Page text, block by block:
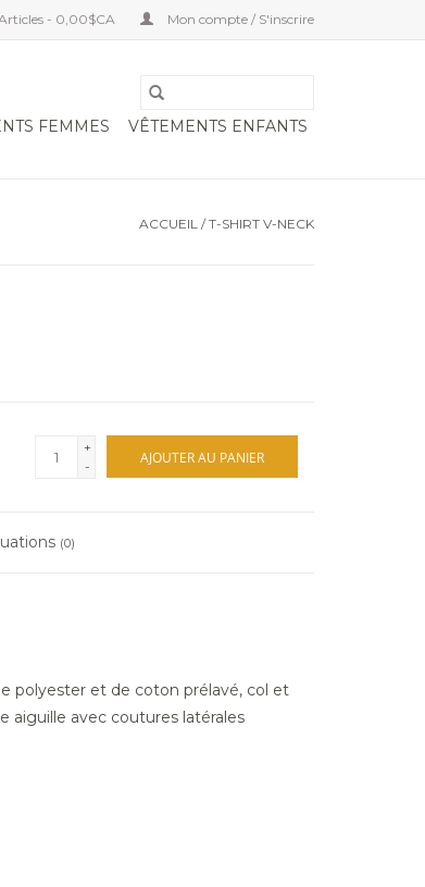
- 0,00$CA Mon compte / S'inscrire
FEMMES VÊTEMENTS ENFANTS
ACCUEIL /T-SHIRT V-NECK
+
-
AJOUTER AU PANIER
(0)
polyester et de coton prélavé, col et
aiguille avec coutures latérales